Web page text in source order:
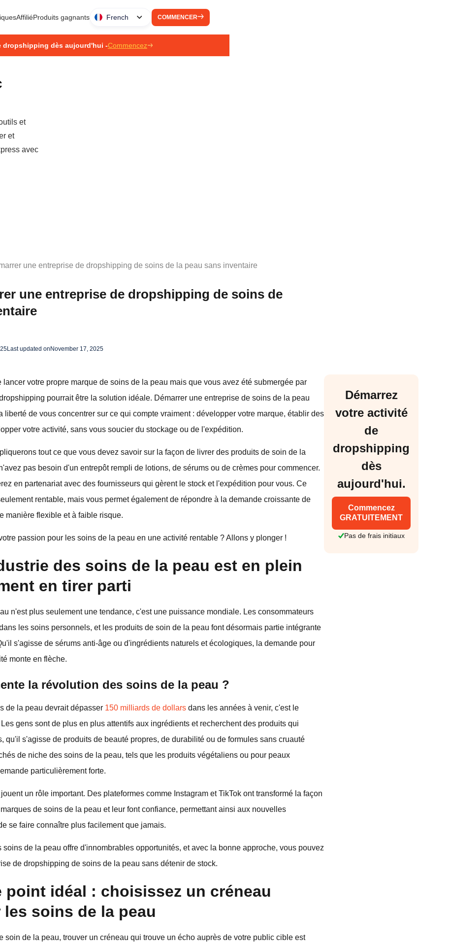
AffiliéProduits gagnants French COMMENCER
dropshipping dès aujourd'hui -Commencez
et
et
avec
une entreprise de dropshipping de soins de la peau sans inventaire
une entreprise de dropshipping de soins de
Last updated on November 17, 2025
votre propre marque de soins de la peau mais que vous avez été submergée par
pourrait être la solution idéale. Démarrer une entreprise de soins de la peau
liberté de vous concentrer sur ce qui compte vraiment : développer votre marque, établir des
votre activité, sans vous soucier du stockage ou de l'expédition.
tout ce que vous devez savoir sur la façon de livrer des produits de soin de la
pas besoin d'un entrepôt rempli de lotions, de sérums ou de crèmes pour commencer.
en partenariat avec des fournisseurs qui gèrent le stock et l'expédition pour vous. Ce
rentable, mais vous permet également de répondre à la demande croissante de
manière flexible et à faible risque.
passion pour les soins de la peau en une activité rentable ? Allons y plonger !
des soins de la peau est en plein
en tirer parti
n'est plus seulement une tendance, c'est une puissance mondiale. Les consommateurs
les soins personnels, et les produits de soin de la peau font désormais partie intégrante
s'agisse de sérums anti-âge ou d'ingrédients naturels et écologiques, la demande pour
monte en flèche.
la révolution des soins de la peau ?
de la peau devrait dépasser 150 milliards de dollars dans les années à venir, c'est le
gens sont de plus en plus attentifs aux ingrédients et recherchent des produits qui
qu'il s'agisse de produits de beauté propres, de durabilité ou de formules sans cruauté
de niche des soins de la peau, tels que les produits végétaliens ou pour peaux
particulièrement forte.
un rôle important. Des plateformes comme Instagram et TikTok ont transformé la façon
de soins de la peau et leur font confiance, permettant ainsi aux nouvelles
se faire connaître plus facilement que jamais.
soins de la peau offre d'innombrables opportunités, et avec la bonne approche, vous pouvez
de dropshipping de soins de la peau sans détenir de stock.
point idéal : choisissez un créneau
soins de la peau
soin de la peau, trouver un créneau qui trouve un écho auprès de votre public cible est
Démarrez
votre activité
de
dropshipping
dès
aujourd'hui.
Commencez
GRATUITEMENT
Pas de frais initiaux